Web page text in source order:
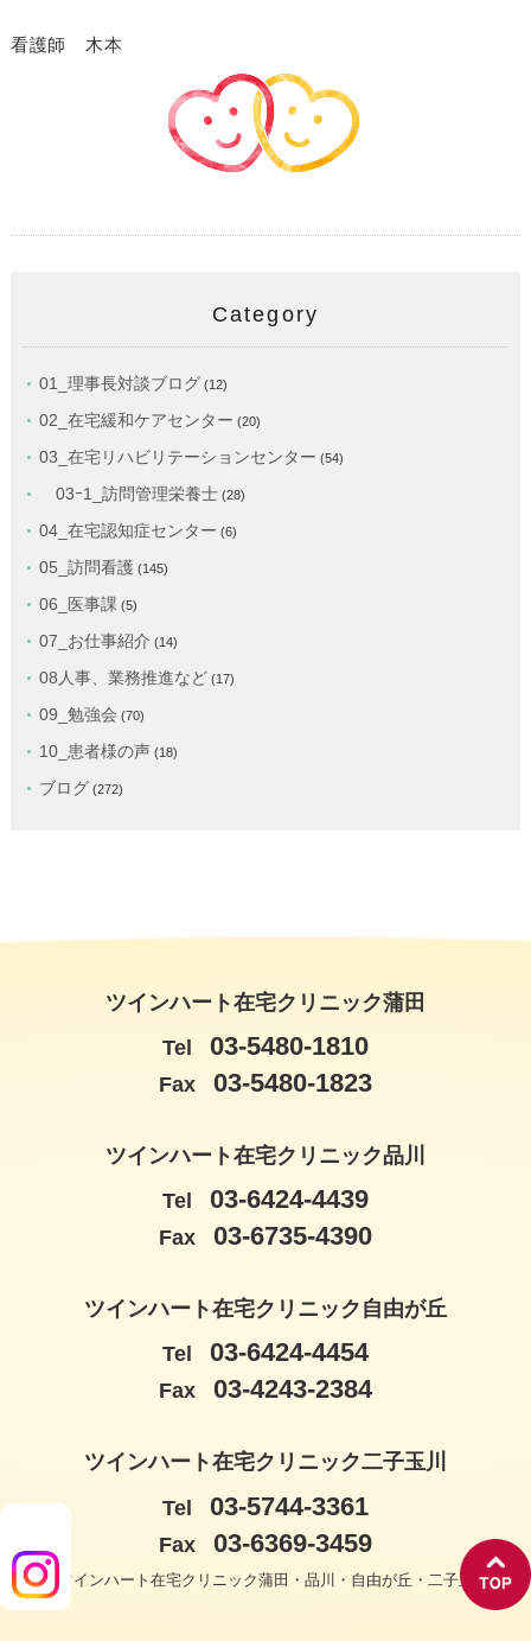
看護師 木本
Category
01_理事長対談ブログ (12)
02_在宅緩和ケアセンター (20)
03_在宅リハビリテーションセンター (54)
03ｰ1_訪問管理栄養士(28)
04_在宅認知症センター (6)
05_訪問看護 (145)
06_医事課 (5)
07_お仕事紹介 (14)
08人事、業務推進など(17)
09_勉強会 (70)
10_患者様の声 (18)
ブログ (272)
ツインハート在宅クリニック蒲田
Tel
03-5480-1810
Fax 03-5480-1823
ツインハート在宅クリニック品川
Tel
03-6424-4439
Fax 03-6735-4390
ツインハート在宅クリニック自由が丘
Tel
03-6424-4454
Fax 03-4243-2384
ツインハート在宅クリニック二子玉川
Tel
03-5744-3361
Fax 03-6369-3459
© ツインハート在宅クリニック蒲田・品川・自由が丘・二子玉川